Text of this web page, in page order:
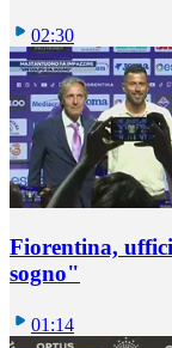
02:30
Fiorentina,
sogno"
01:14